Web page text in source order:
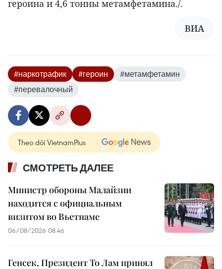
героина и 4,6 тонны метамфетамина./.
ВИА
#наркотрафик #героин
#метамфетамин
#перевалочный
Theo dõi VietnamPlus
СМОТРЕТЬ ДАЛЕЕ
Министр обороны Малайзии
находится с официальным
визитом во Вьетнаме
06/08/2026 08:46
Генсек, Президент То Лам принял